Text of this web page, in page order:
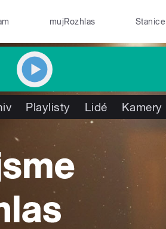
mujRozhlas Stanice
Playlisty Lidé Kamery